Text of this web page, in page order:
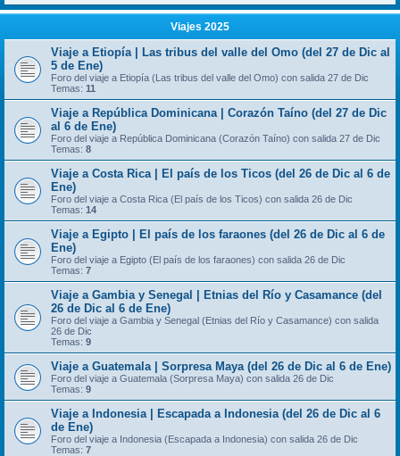
Viajes 2025
Viaje a Etiopía | Las tribus del valle del Omo (del 27 de Dic al
5 de Ene)
Foro del viaje a Etiopía (Las tribus del valle del Omo) con salida 27 de Dic
Temas: 11
Viaje a República Dominicana | Corazón Taíno (del 27 de Dic
al 6 de Ene)
Foro del viaje a República Dominicana (Corazón Taíno) con salida 27 de Dic
Temas: 8
Viaje a Costa Rica | El país de los Ticos (del 26 de Dic al 6 de
Ene)
Foro del viaje a Costa Rica (El país de los Ticos) con salida 26 de Dic
Temas: 14
Viaje a Egipto | El país de los faraones (del 26 de Dic al 6 de
Ene)
Foro del viaje a Egipto (El país de los faraones) con salida 26 de Dic
Temas: 7
Viaje a Gambia y Senegal | Etnias del Río y Casamance (del
26 de Dic al 6 de Ene)
Foro del viaje a Gambia y Senegal (Etnias del Río y Casamance) con salida
26 de Dic
Temas: 9
Viaje a Guatemala | Sorpresa Maya (del 26 de Dic al 6 de Ene)
Foro del viaje a Guatemala (Sorpresa Maya) con salida 26 de Dic
Temas: 9
Viaje a Indonesia | Escapada a Indonesia (del 26 de Dic al 6
de Ene)
Foro del viaje a Indonesia (Escapada a Indonesia) con salida 26 de Dic
Temas: 7